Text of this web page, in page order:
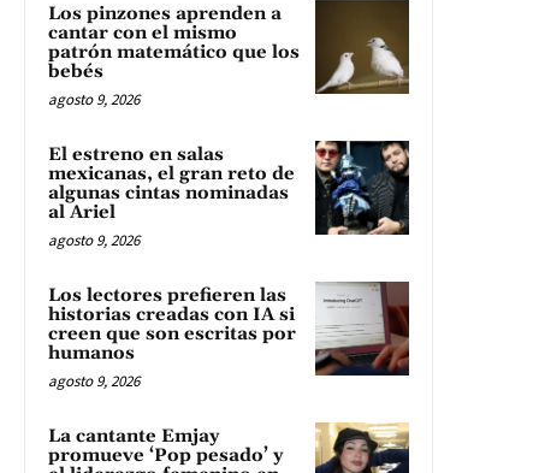
Los pinzones aprenden a
cantar con el mismo
patrón matemático que los
bebés
agosto 9, 2026
El estreno en salas
mexicanas, el gran reto de
algunas cintas nominadas
al Ariel
agosto 9, 2026
Los lectores prefieren las
historias creadas con IA si
creen que son escritas por
humanos
agosto 9, 2026
La cantante Emjay
promueve ‘Pop pesado’ y